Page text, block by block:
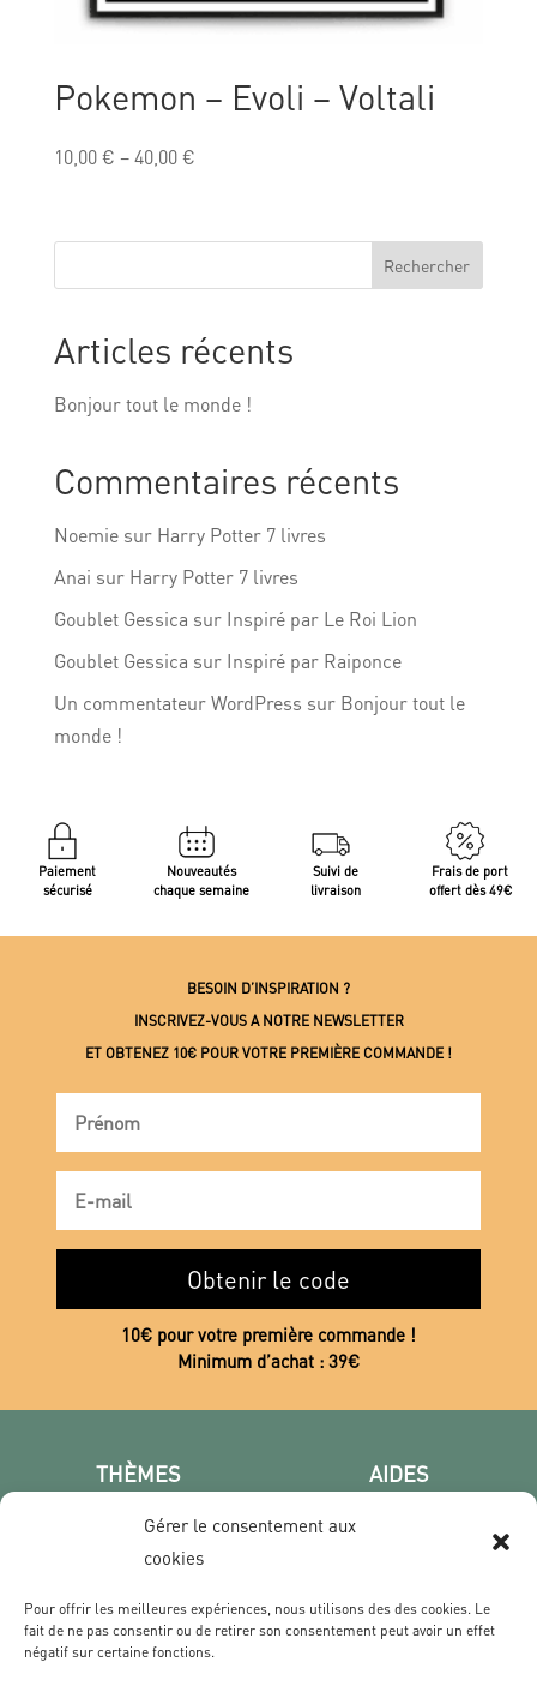
Gérer le consentement aux
cookies
Pour offrir les meilleures expériences, nous utilisons des des cookies. Le
fait de ne pas consentir ou de retirer son consentement peut avoir un effet
négatif sur certaine fonctions.
Pokemon – Evoli – Voltali
10,00€ –40,00€
Rechercher
Articles récents
Bonjour tout le monde !
Commentaires récents
Noemiesur Harry Potter 7 livres
Anai sur Harry Potter 7 livres
Goublet Gessica sur Inspiré par Le Roi Lion
Goublet Gessica sur Inspiré par Raiponce
Un commentateur WordPress sur Bonjour tout le
monde !
Paiement
sécurisé
Nouveautés
chaque semaine
Suivi de
livraison
Frais de port
offert dès 49€
BESOIN D’INSPIRATION ?
INSCRIVEZ-VOUS A NOTRE NEWSLETTER
ET OBTENEZ 10€ POUR VOTRE PREMIÈRE COMMANDE !
Obtenir le code
10€ pour votre première commande !
Minimum d’achat : 39€
THÈMES
Poster photo
Les villes
Film & Série
AIDES